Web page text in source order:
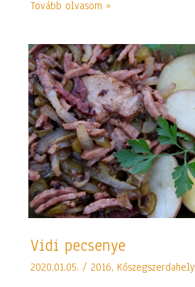
Tovább olvasom »
Vidi pecsenye
2020.01.05./2016, Kőszegszerdahely
Vidi
pecsenye